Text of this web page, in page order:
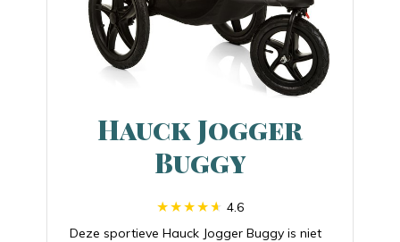
Hauck Jogger
Buggy
4.6
Deze sportieve Hauck Jogger Buggy is niet